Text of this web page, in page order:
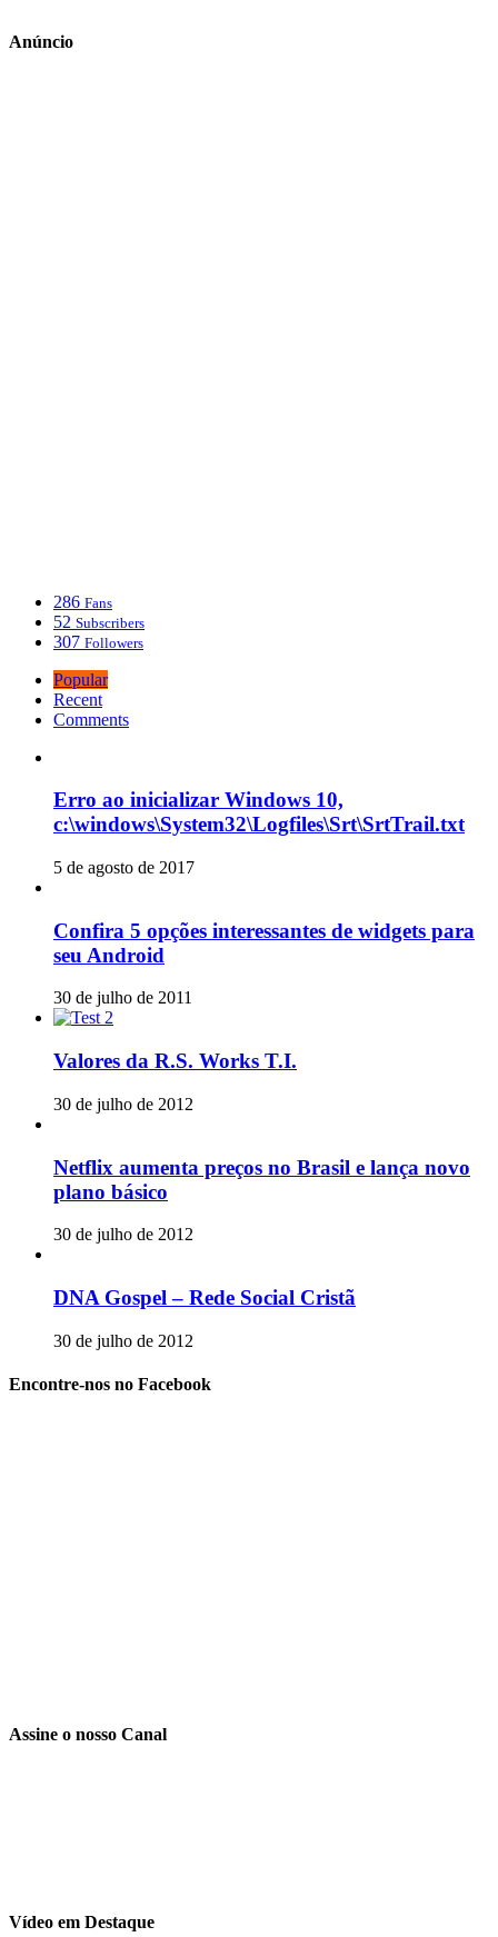
Anúncio
286 Fans
52 Subscribers
307 Followers
Popular
Recent
Comments
Erro ao inicializar Windows 10,
c:\windows\System32\Logfiles\Srt\SrtTrail.txt
5 de agosto de 2017
Confira 5 opções interessantes de widgets para
seu Android
30 de julho de 2011
Valores da R.S. Works T.I.
30 de julho de 2012
Netflix aumenta preços no Brasil e lança novo
plano básico
30 de julho de 2012
DNA Gospel – Rede Social Cristã
30 de julho de 2012
Encontre-nos no Facebook
Assine o nosso Canal
Vídeo em Destaque